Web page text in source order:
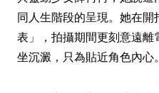
同人生階段的呈現。她在
表」，拍攝期間更刻意遠
坐沉澱，只為貼近角色內心。